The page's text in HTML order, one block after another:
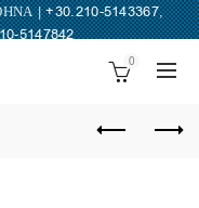
|+30.210-5143367,
5147842
0